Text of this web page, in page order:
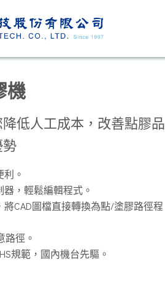
機
低人工成本，改善點膠品
。
，輕鬆編輯程式。
CAD圖檔直接轉換為點/塗膠路徑程
路徑。
規範，國內機台先驅。